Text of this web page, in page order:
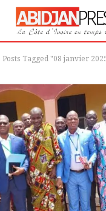
Posts Tagged "08 janvier